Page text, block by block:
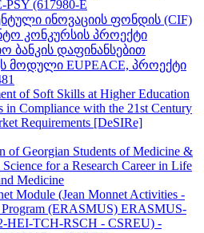
PSY (617980-E
ინოვაციის ფონდის (CIF)
კონკურსის პროექტი
ბანკის დაფინანსებით
მოდული EUPEACE, პროექტი
of Soft Skills at Higher Education
in Compliance with the 21st Century
Requirements [DeSIRe]
of Georgian Students of Medicine &
for a Research Career in Life
Medicine
Module (Jean Monnet Activities -
Program (ERASMUS) ERASMUS-
HEI-TCH-RSCH - CSREU) -